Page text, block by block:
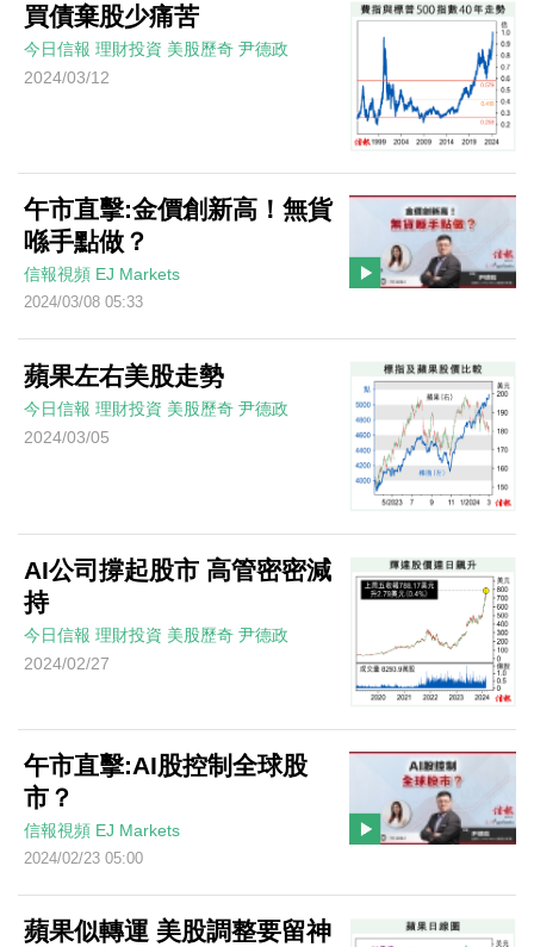
買債棄股少痛苦
今日信報 理財投資 美股歷奇 尹德政
2024/03/12
午市直擊:金價創新高！無貨
喺手點做？
信報視頻 EJ Markets
2024/03/08 05:33
蘋果左右美股走勢
今日信報 理財投資 美股歷奇 尹德政
2024/03/05
AI公司撐起股市 高管密密減
持
今日信報 理財投資 美股歷奇 尹德政
2024/02/27
午市直擊:AI股控制全球股
市？
信報視頻 EJ Markets
2024/02/23 05:00
蘋果似轉運 美股調整要留神